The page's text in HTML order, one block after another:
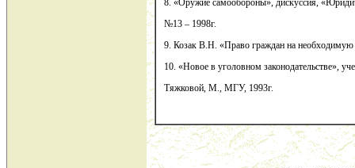
8. «Оружие самообороны», дискуссия,
№13 – 1998г.
9. Козак В.Н. «Право граждан на необходимую
10. «Новое в уголовном законодательстве»,
Тяжковой, М., МГУ, 1993г.